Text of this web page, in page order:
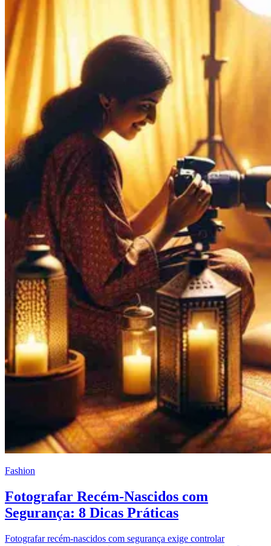
Fashion
Fotografar Recém-Nascidos com
Segurança: 8 Dicas Práticas
Fotografar recém-nascidos com segurança exige controlar